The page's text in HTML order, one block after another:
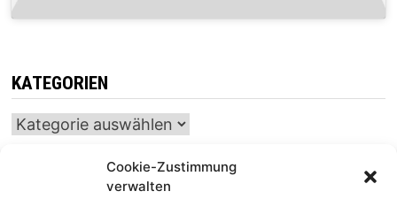
Cookie-Zustimmung
verwalten
KATEGORIEN
Kategorien